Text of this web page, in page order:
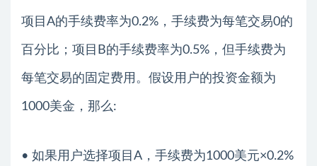
项目A的手续费率为0.2%，手续费为每笔交易0的
百分比；项目B的手续费率为0.5%，但手续费为
每笔交易的固定费用。假设用户的投资金额为
1000美金，那么:
• 如果用户选择项目A，手续费为1000美元×0.2%